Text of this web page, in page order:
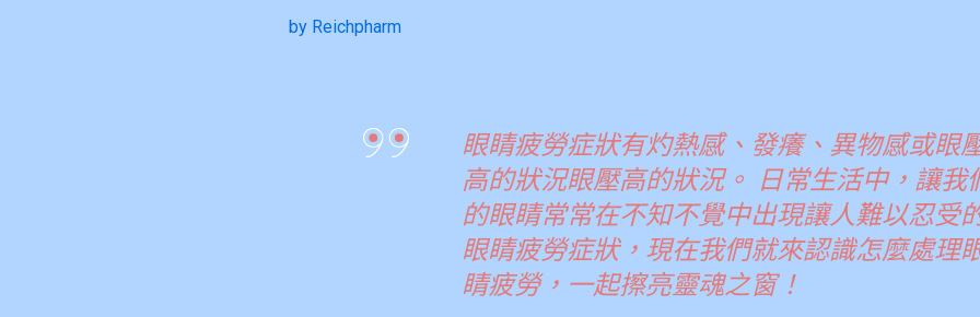
by Reichpharm
眼睛疲勞症狀有灼熱感、發癢、異物感或眼
高的狀況眼壓高的狀況。 日常生活中，讓我
的眼睛常常在不知不覺中出現讓人難以忍受
眼睛疲勞症狀，現在我們就來認識怎麼處理
睛疲勞，一起擦亮靈魂之窗！